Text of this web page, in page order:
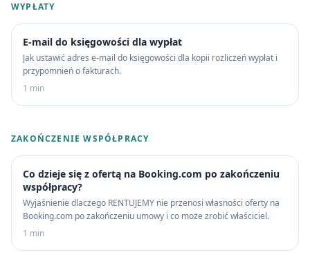
WYPŁATY
E-mail do księgowości dla wypłat
Jak ustawić adres e-mail do księgowości dla kopii rozliczeń wypłat i
przypomnień o fakturach.
1 min
ZAKOŃCZENIE WSPÓŁPRACY
Co dzieje się z ofertą na Booking.com po zakończeniu
współpracy?
Wyjaśnienie dlaczego RENTUJEMY nie przenosi własności oferty na
Booking.com po zakończeniu umowy i co może zrobić właściciel.
1 min